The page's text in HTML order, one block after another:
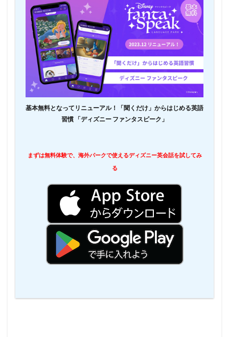
基本無料となってリニューアル！「聞くだけ」からはじめる英語
習慣 「ディズニー ファンタスピーク」
まずは無料体験で、海外パークで使えるディズニー英会話を試してみ
る